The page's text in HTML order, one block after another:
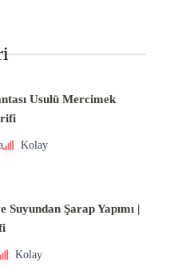
Usulü Mercimek
Kolay
Suyundan Şarap Yapımı |
Kolay